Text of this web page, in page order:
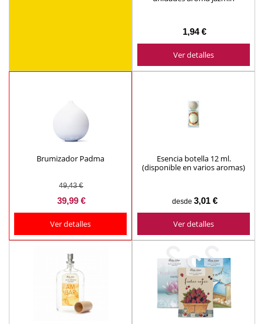
1,94 €
Ver detalles
Brumizador Padma
49,43 €
39,99 €
Ver detalles
Esencia botella 12 ml.
(disponible en varios aromas)
desde 3,01 €
Ver detalles